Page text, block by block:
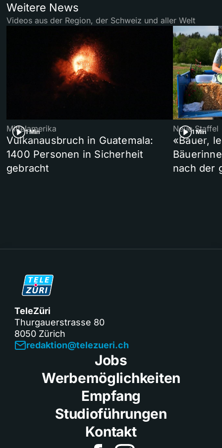
Weitere News
Videos aus der Region, der Schweiz und aller Welt
1 Min
Mittelamerika
Vulkanausbruch in Guatemala:
1400 Personen in Sicherheit
gebracht
1 Min
Neue Staffel
«Bauer,
nach der
TeleZüri
Thurgauerstrasse 80
8050 Zürich
redaktion@telezueri.ch
Jobs
Werbemöglichkeiten
Empfang
Studioführungen
Kontakt